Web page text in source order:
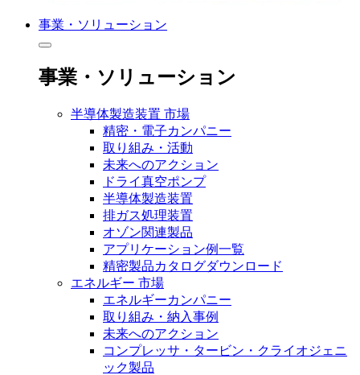
事業・ソリューション
事業・ソリューション
半導体製造装置 市場
精密・電子カンパニー
取り組み・活動
未来へのアクション
ドライ真空ポンプ
半導体製造装置
排ガス処理装置
オゾン関連製品
アプリケーション例一覧
精密製品カタログダウンロード
エネルギー 市場
エネルギーカンパニー
取り組み・納入事例
未来へのアクション
コンプレッサ・タービン・クライオジェニ
ック製品